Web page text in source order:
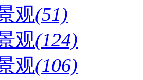
观(51)
观(124)
观(106)